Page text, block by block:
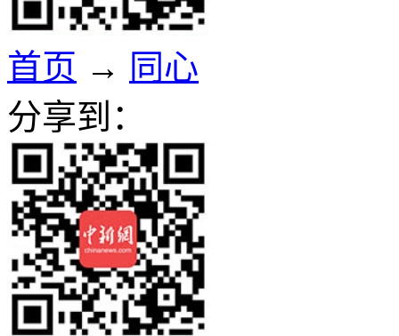
首页 → 同心
分享到：